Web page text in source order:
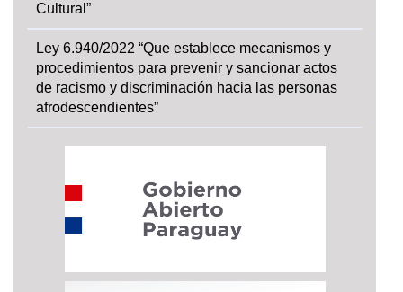
Cultural”
Ley 6.940/2022 “Que establece mecanismos y
procedimientos para prevenir y sancionar actos
de racismo y discriminación hacia las personas
afrodescendientes”